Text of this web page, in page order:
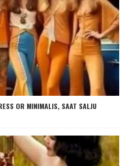
OR MINIMALIS, SAAT SALJU